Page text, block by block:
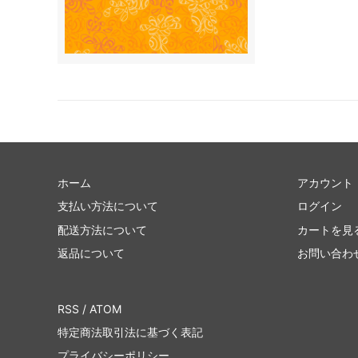
ホーム
支払い方法について
配送方法について
返品について
アカウント
ログイン
カートを見
お問い合わ
RSS / ATOM
特定商法取引法に基づく表記